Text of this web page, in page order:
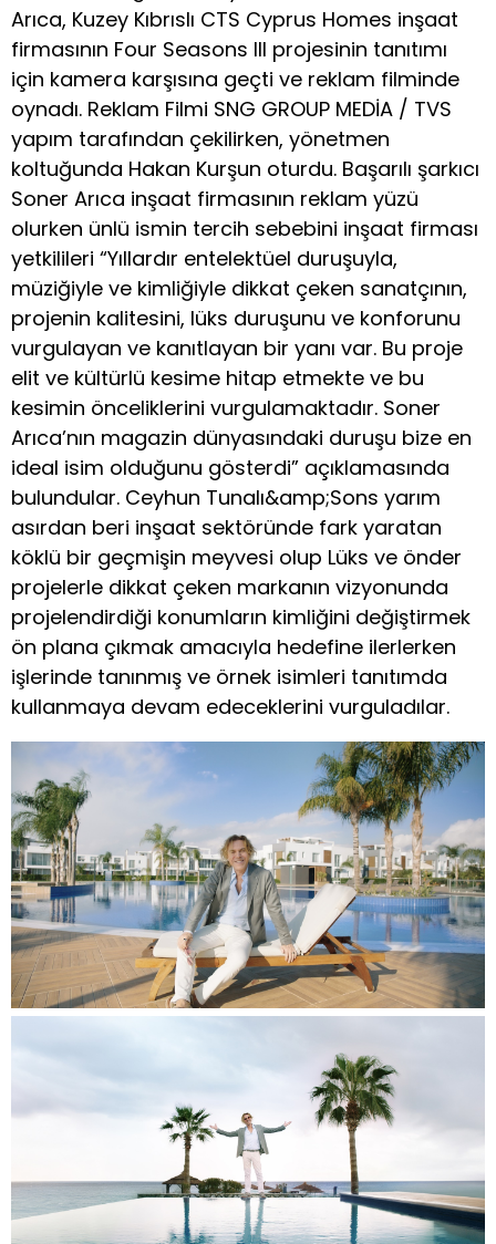
Arıca, Kuzey Kıbrıslı CTS Cyprus Homes inşaat
firmasının Four Seasons III projesinin tanıtımı
için kamera karşısına geçti ve reklam filminde
oynadı. Reklam Filmi SNG GROUP MEDİA / TVS
yapım tarafından çekilirken, yönetmen
koltuğunda Hakan Kurşun oturdu. Başarılı şarkıcı
Soner Arıca inşaat firmasının reklam yüzü
olurken ünlü ismin tercih sebebini inşaat firması
yetkilileri “Yıllardır entelektüel duruşuyla,
müziğiyle ve kimliğiyle dikkat çeken sanatçının,
projenin kalitesini, lüks duruşunu ve konforunu
vurgulayan ve kanıtlayan bir yanı var. Bu proje
elit ve kültürlü kesime hitap etmekte ve bu
kesimin önceliklerini vurgulamaktadır. Soner
Arıca’nın magazin dünyasındaki duruşu bize en
ideal isim olduğunu gösterdi” açıklamasında
bulundular. Ceyhun Tunalı&amp;Sons yarım
asırdan beri inşaat sektöründe fark yaratan
köklü bir geçmişin meyvesi olup Lüks ve önder
projelerle dikkat çeken markanın vizyonunda
projelendirdiği konumların kimliğini değiştirmek
ön plana çıkmak amacıyla hedefine ilerlerken
işlerinde tanınmış ve örnek isimleri tanıtımda
kullanmaya devam edeceklerini vurguladılar.